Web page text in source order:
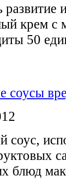
развитие
крем с
50
соусы
соус,
блюд